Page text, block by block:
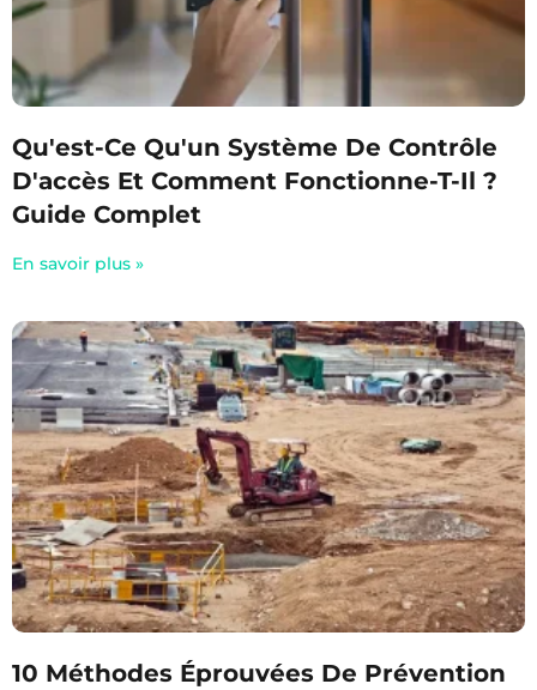
Qu'est-Ce Qu'un Système De Contrôle
D'accès Et Comment Fonctionne-T-Il ?
Guide Complet
En savoir plus »
10 Méthodes Éprouvées De Prévention